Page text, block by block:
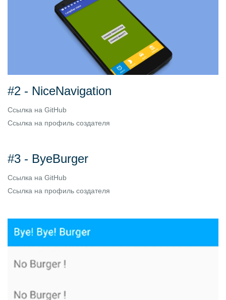
#2 - NiceNavigation
Ссылка на GitHub
Ссылка на профиль создателя
#3 - ByeBurger
Ссылка на GitHub
Ссылка на профиль создателя